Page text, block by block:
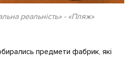
реальність» - «Пляж»
предмети фабрик, які